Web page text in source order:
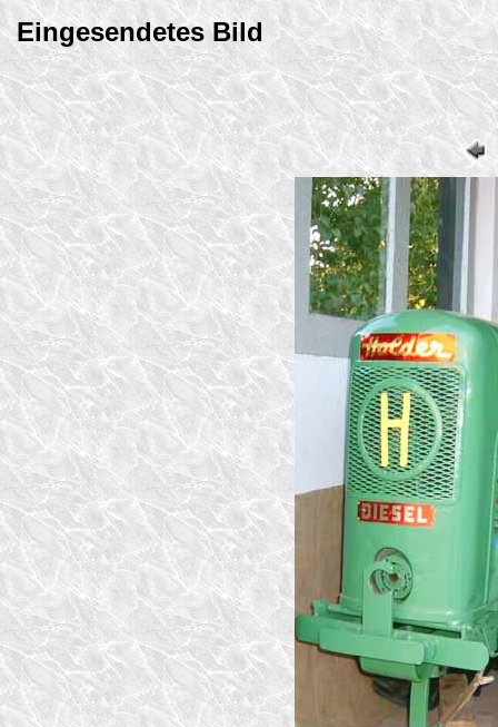
Eingesendetes Bild